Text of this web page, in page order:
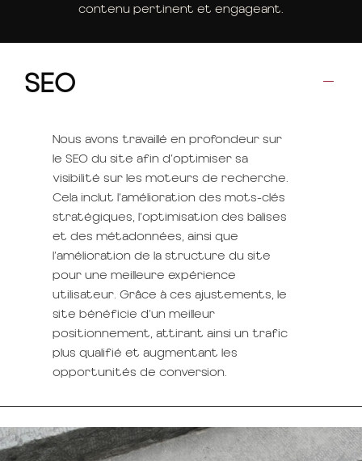
contenu pertinent et engageant.
SEO
Nous avons travaillé en profondeur sur
le SEO du site afin d’optimiser sa
visibilité sur les moteurs de recherche.
Cela inclut l’amélioration des mots-clés
stratégiques, l’optimisation des balises
et des métadonnées, ainsi que
l’amélioration de la structure du site
pour une meilleure expérience
utilisateur. Grâce à ces ajustements, le
site bénéficie d’un meilleur
positionnement, attirant ainsi un trafic
plus qualifié et augmentant les
opportunités de conversion.